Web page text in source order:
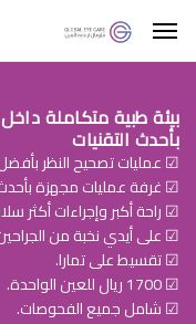
بيئة طبية متكاملة
بأحدث التقنيات
☑ عمليات تصحيح النظر
☑ غرفة عمليات مجهزة بأحدث
☑ راحة أكبر وإجراءات أكثر
☑ على أيدي نخبة من
☑ تقسيط على تمارا.
☑ 1700 ريال للعين الواحدة.
☑ شامل جميع الفحوصات.